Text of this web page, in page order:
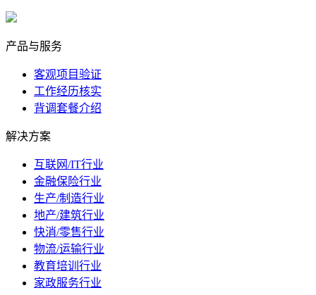
产品与服务
客观项目验证
工作经历核实
背调套餐介绍
解决方案
互联网/IT行业
金融保险行业
生产/制造行业
地产/建筑行业
快消/零售行业
物流/运输行业
教育培训行业
家政服务行业